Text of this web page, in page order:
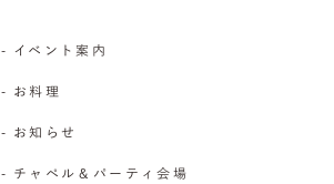
- イベント案内
- お料理
- お知らせ
- チャペル＆パーティ会場